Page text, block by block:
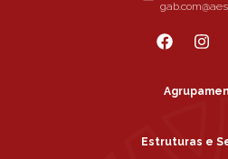
Estruturas e